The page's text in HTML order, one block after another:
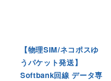
【物理SIM/ネコポスゆ
うパケット発送】
Softbank回線 データ専